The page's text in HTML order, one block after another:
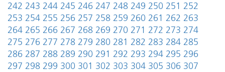
242 243 244 245 246 247 248 249 250 251 252
253 254 255 256 257 258 259 260 261 262 263
264 265 266 267 268 269 270 271 272 273 274
275 276 277 278 279 280 281 282 283 284 285
286 287 288 289 290 291 292 293 294 295 296
297 298 299 300 301 302 303 304 305 306 307